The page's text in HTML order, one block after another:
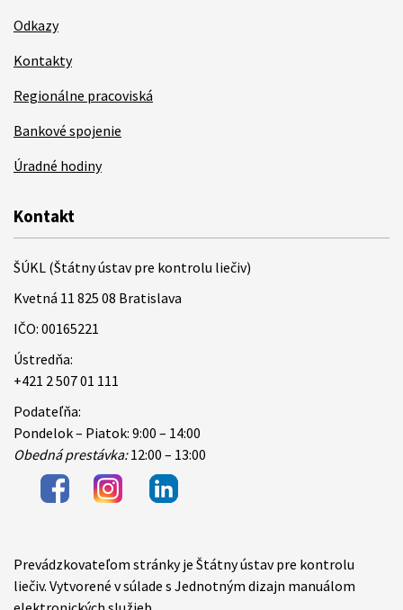
Odkazy
Kontakty
Regionálne pracoviská
Bankové spojenie
Úradné hodiny
Kontakt
ŠÚKL (Štátny ústav pre kontrolu liečiv)
Kvetná 11 825 08 Bratislava
IČO: 00165221
Ústredňa:
+421 2 507 01 111
Podateľňa:
Pondelok – Piatok: 9:00 – 14:00
Obedná prestávka:12:00 – 13:00
Items
Prevádzkovateľom stránky je Štátny ústav pre kontrolu
liečiv. Vytvorené v súlade s Jednotným dizajn manuálom